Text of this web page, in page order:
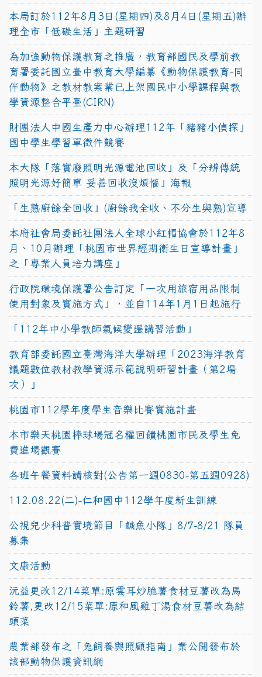
本局訂於112年8月3日(星期四)及8月4日(星期五)辦
理全市「低碳生活」主題研習
為加強動物保護教育之推廣，教育部國民及學前教
育署委託國立臺中教育大學編纂《動物保護教育-同
伴動物》之教材教案業已上架國民中小學課程與教
學資源整合平臺(CIRN)
財團法人中國生產力中心辦理112年「豬豬小偵探」
國中學生學習單徵件競賽
本大隊「落實廢照明光源電池回收」及「分辨傳統
照明光源好簡單 妥善回收沒煩惱」海報
「生熟廚餘全回收」(廚餘我全收、不分生與熟)宣導
本府社會局委託社團法人全球小紅帽協會於112年8
月、10月辦理「桃園市世界經期衛生日宣導計畫」
之「專業人員培力講座」
行政院環境保護署公告訂定「一次用旅宿用品限制
使用對象及實施方式」，並自114年1月1日起施行
「112年中小學教師氣候變遷講習活動」
教育部委託國立臺灣海洋大學辦理「2023海洋教育
議題數位教材教學資源示範說明研習計畫（第2場
次）」
桃園市112學年度學生音樂比賽實施計畫
本市樂天桃園棒球場冠名權回饋桃園市民及學生免
費進場觀賽
各班午餐資料請核對(公告第一週0830-第五週0928)
112.08.22(二)-仁和國中112學年度新生訓練
公視兒少科普實境節目「鹹魚小隊」8/7-8/21 隊員
募集
文康活動
沅益更改12/14菜單:原雲耳炒脆薯食材豆薯改為馬
鈴薯,更改12/15菜單:原和風雞丁湯食材豆薯改為結
頭菜
農業部發布之「兔飼養與照顧指南」業公開發布於
該部動物保護資訊網